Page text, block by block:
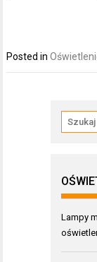
Posted in
Lampy